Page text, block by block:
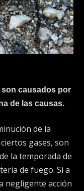
son causados por
de las causas.
de la
gases, son
la temporada de
de fuego. Si a
negligente acción